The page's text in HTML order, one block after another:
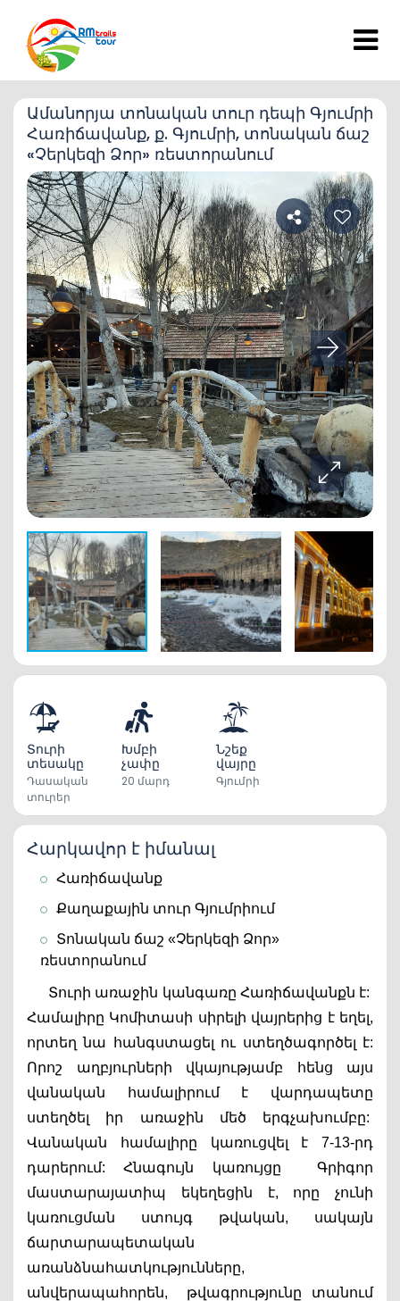
Ամանորյա տոնական տուր դեպի Գյումրի
Հառիճավանք, ք. Գյումրի, տոնական ճաշ
«Չերկեզի Ձոր» ռեստորանում
Տուրի
տեսակը
Դասական
տուրեր
Խմբի
չափը
20 մարդ
Նշեք
վայրը
Գյումրի
Հարկավոր է իմանալ
Հառիճավանք
Քաղաքային տուր Գյումրիում
Տոնական ճաշ «Չերկեզի Ձոր»
ռեստորանում
Տուրի առաջին կանգառը Հառիճավանքն է:
Համալիրը Կոմիտասի սիրելի վայրերից է եղել,
որտեղ նա հանգստացել ու ստեղծագործել է:
Որոշ աղբյուրների վկայությամբ հենց այս
վանական համալիրում է վարդապետը
ստեղծել իր առաջին մեծ երգչախումբը:
Վանական համալիրը կառուցվել է 7-13-րդ
դարերում: Հնագույն կառույցը
Գրիգոր
մաստարայատիպ եկեղեցին է, որը չունի
կառուցման ստույգ թվական, սակայն
ճարտարապետական
առանձնահատկությունները,
անվերապահորեն,  թվագրությունը տանում